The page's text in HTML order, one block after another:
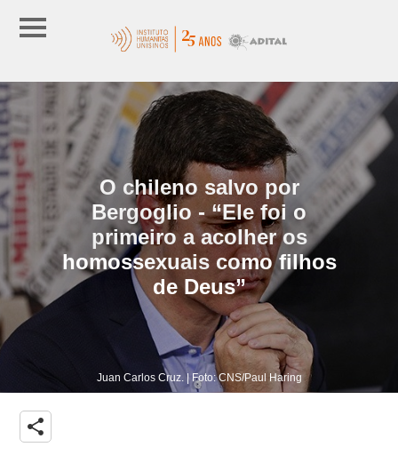
O chileno salvo por
Bergoglio - “Ele foi o
primeiro a acolher os
homossexuais como filhos
de Deus”
Juan Carlos Cruz. | Foto: CNS/Paul Haring
share